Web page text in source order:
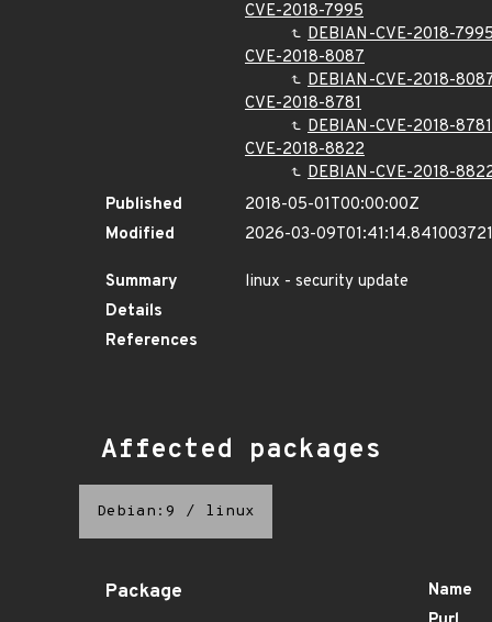
CVE-2018-7995
DEBIAN-CVE-2018-
CVE-2018-8087
DEBIAN-CVE-2018-
CVE-2018-8781
DEBIAN-CVE-2018-8781
CVE-2018-8822
DEBIAN-CVE-2018-
Published
2018-05-01T00:00:00Z
Modified
2026-03-
Summary
linux - security update
Details
References
Affected packages
Debian:9 / linux
Package Name